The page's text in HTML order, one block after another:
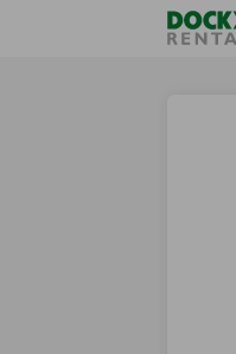
Taalselectie overslaan